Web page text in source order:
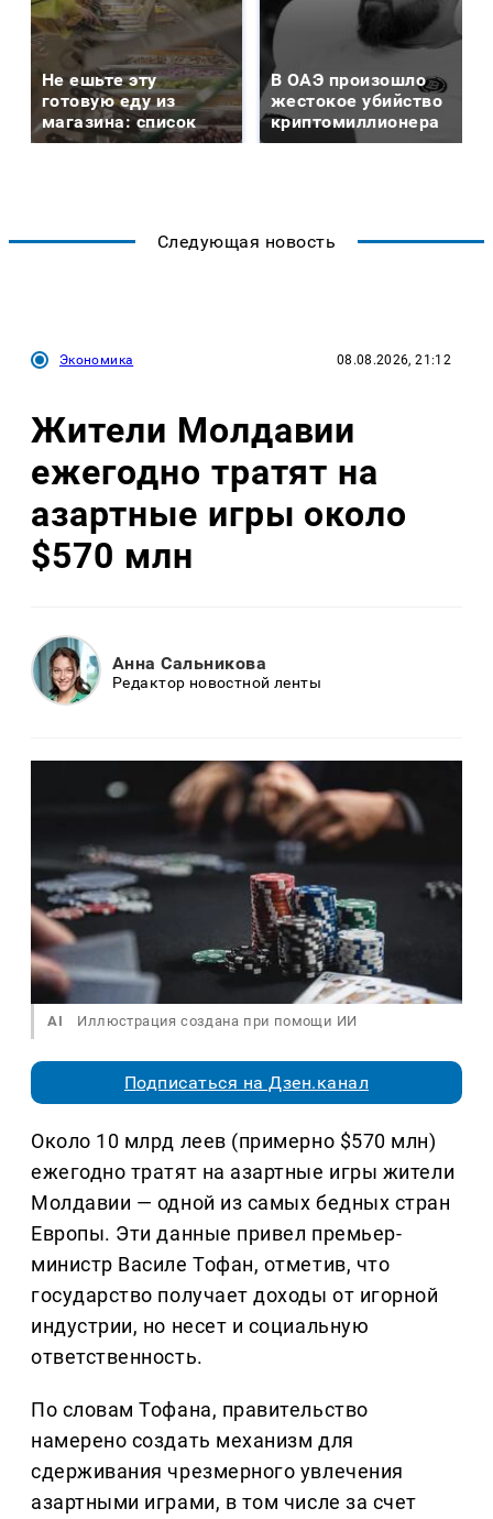
Не ешьте эту
готовую еду из
магазина: список
В ОАЭ произошло
жестокое убийство
криптомиллионера
Следующая новость
Экономика 08.08.2026, 21:12
Жители Молдавии
ежегодно тратят на
азартные игры около
$570 млн
Анна Сальникова
Редактор новостной ленты
AI Иллюстрация создана при помощи ИИ
Подписаться на Дзен.канал
Около 10 млрд леев (примерно $570 млн)
ежегодно тратят на азартные игры жители
Молдавии — одной из самых бедных стран
Европы. Эти данные привел премьер-
министр Василе Тофан, отметив, что
государство получает доходы от игорной
индустрии, но несет и социальную
ответственность.
По словам Тофана, правительство
намерено создать механизм для
сдерживания чрезмерного увлечения
азартными играми, в том числе за счет